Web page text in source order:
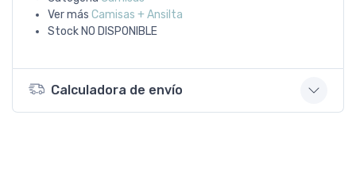
Ver más Camisas + Ansilta
Stock NO DISPONIBLE
Calculadora de envío